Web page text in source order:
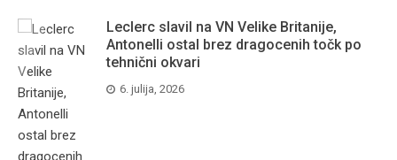
Leclerc slavil na VN Velike Britanije,
Antonelli ostal brez dragocenih točk po
tehnični okvari
6. julija, 2026